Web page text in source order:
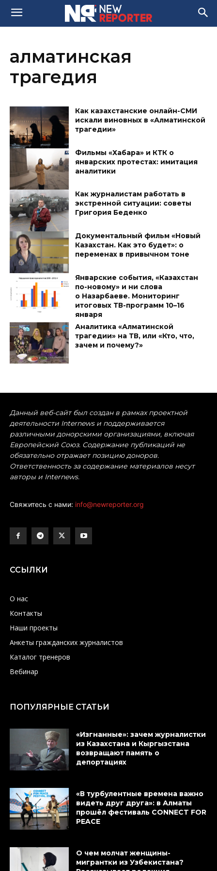
алматинская
трагедия
Как казахстанские онлайн-СМИ
искали виновных в «Алматинской
трагедии»
Фильмы «Хабара» и КТК о
январских протестах: имитация
аналитики
Как журналистам работать в
экстренной ситуации: советы
Григория Беденко
Документальный фильм «Новый
Казахстан. Как это будет»: о
переменах в привычном тоне
Январские события, «Казахстан
по-новому» и ни слова
о Назарбаеве. Мониторинг
итоговых ТВ-программ 10–16
января
Аналитика «Алматинской
трагедии» на ТВ, или «Кто, что,
зачем и почему?»
Данный веб-сайт был создан в рамках проектной
деятельности Internews и поддерживается
различными донорскими организациями, включая
Европейский Союз. Содержание публикаций не
обязательно отражает позицию доноров.
Ответственность за содержание материалов несут
авторы и Internews.
Свяжитесь с нами: info@newreporter.org
ССЫЛКИ
О нас
Контакты
Наши проекты
Анкеты гражданских журналистов
Каталог тренеров
Вебинар
ПОПУЛЯРНЫЕ СТАТЬИ
«Изгнанные»: зачем журналистки
из Казахстана и Кыргызстана
возвращают память о
депортациях
«В турбулентные времена важно
видеть друг друга»: в Алматы
прошёл фестиваль CONNECT FOR
PEACE
О чем молчат женщины-
мигрантки из Узбекистана?